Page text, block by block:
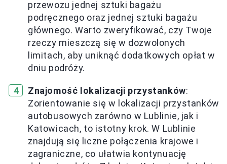
przewozu jednej sztuki bagażu
podręcznego oraz jednej sztuki bagażu
głównego. Warto zweryfikować, czy Twoje
rzeczy mieszczą się w dozwolonych
limitach, aby uniknąć dodatkowych opłat w
dniu podróży.
Znajomość lokalizacji przystanków:
Zorientowanie się w lokalizacji przystanków
autobusowych zarówno w Lublinie, jak i
Katowicach, to istotny krok. W Lublinie
znajdują się liczne połączenia krajowe i
zagraniczne, co ułatwia kontynuację